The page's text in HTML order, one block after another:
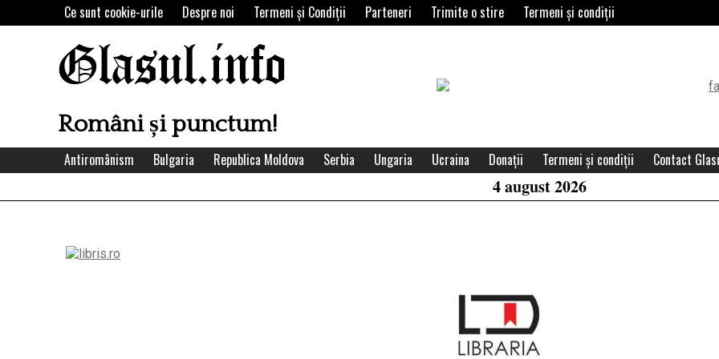
to
Ce sunt cookie-urile Despre noi Termeni şi Condiţii Parteneri Trimite o stire Termeni și condiții
Glasul.info
Români și punctum!
Header
Area
Antiromânism Bulgaria Republica Moldova Serbia Ungaria Ucraina Donații Termeni și condiții Contact
4 august 2026
Left
Asides